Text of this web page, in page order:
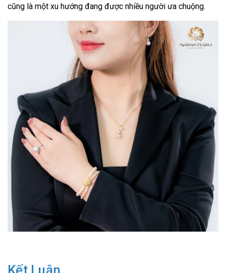
cũng là một xu hướng đang được nhiều người ưa chuộng.
Kết Luận